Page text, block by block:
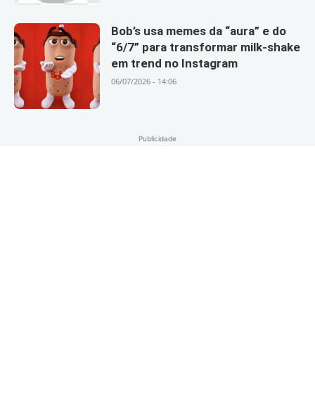
Bob’s usa memes da “aura” e do
“6/7” para transformar milk-shake
em trend no Instagram
06/07/2026 - 14:06
Publicidade